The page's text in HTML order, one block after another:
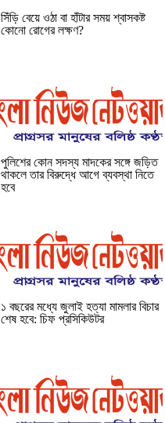
সিঁড়ি বেয়ে ওঠা বা হাঁটার সময় শ্বাসকষ্ট
কোনো রোগের লক্ষণ?
পুলিশের কোন সদস্য মাদকের সঙ্গে জড়িত
থাকলে তার বিরুদ্ধে আগে ব্যবস্থা নিতে
হবে
১ বছরের মধ্যে জুলাই হত্যা মামলার বিচার
শেষ হবে: চিফ প্রসিকিউটর